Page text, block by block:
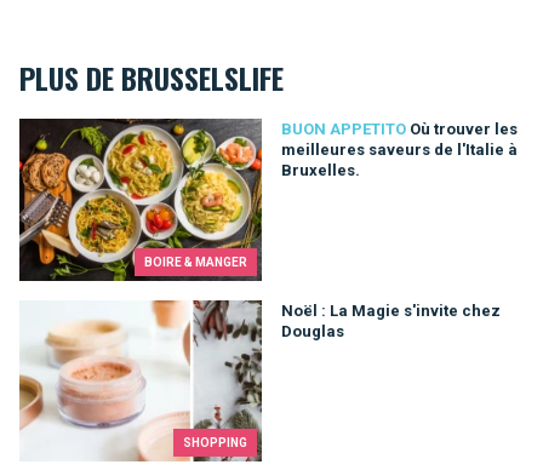
PLUS DE BRUSSELSLIFE
BOIRE & MANGER
BUON APPETITO Où trouver les
meilleures saveurs de l'Italie à
Bruxelles.
Où trouver les meilleures saveurs de l'Italie à Bruxelles.
SHOPPING
Noël : La Magie s'invite chez
Douglas
Noël : La Magie s'invite chez Douglas